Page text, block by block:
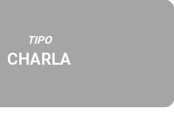
TIPO
CHARLA